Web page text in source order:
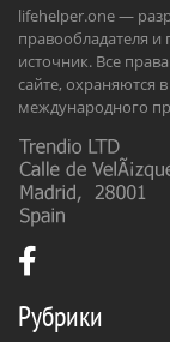
lifehelper.one —
правообладателя
источник. Все
сайте, охраняются
международного
Рубрики